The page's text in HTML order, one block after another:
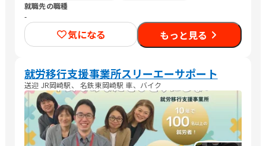
就職先の職種
-
気になる もっと見る
就労移行支援事業所スリーエーサポート
送迎 JR岡崎駅、 名鉄東岡崎駅 車、バイク